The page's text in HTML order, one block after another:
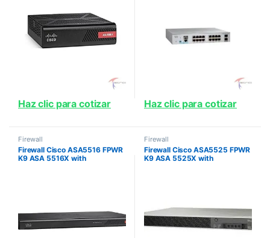
Haz clic para cotizar Haz clic para cotizar
Firewall
Firewall Cisco ASA5516 FPWR
K9 ASA 5516X with
Firewall
Firewall Cisco ASA5525 FPWR
K9 ASA 5525X with